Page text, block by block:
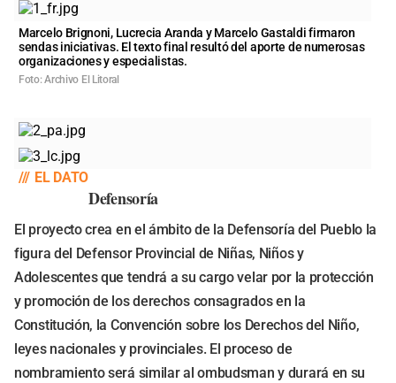
Marcelo Brignoni, Lucrecia Aranda y Marcelo Gastaldi firmaron
sendas iniciativas. El texto final resultó del aporte de numerosas
organizaciones y especialistas.
Foto: Archivo El Litoral
/// EL DATO
Defensoría
El proyecto crea en el ámbito de la Defensoría del Pueblo la
figura del Defensor Provincial de Niñas, Niños y
Adolescentes que tendrá a su cargo velar por la protección
y promoción de los derechos consagrados en la
Constitución, la Convención sobre los Derechos del Niño,
leyes nacionales y provinciales. El proceso de
nombramiento será similar al ombudsman y durará en su